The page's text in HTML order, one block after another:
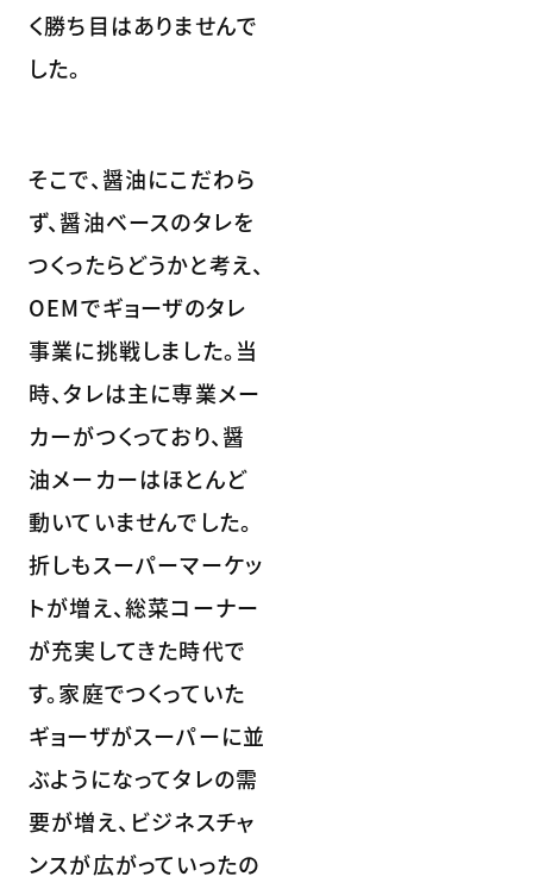
く勝ち目はありませんで
した。
そこで、醤油にこだわら
ず、醤油ベースのタレを
つくったらどうかと考え、
OEMでギョーザのタレ
事業に挑戦しました。当
時、タレは主に専業メー
カーがつくっており、醤
油メーカーはほとんど
動いていませんでした。
折しもスーパーマーケッ
トが増え、総菜コーナー
が充実してきた時代で
す。家庭でつくっていた
ギョーザがスーパーに並
ぶようになってタレの需
要が増え、ビジネスチャ
ンスが広がっていったの